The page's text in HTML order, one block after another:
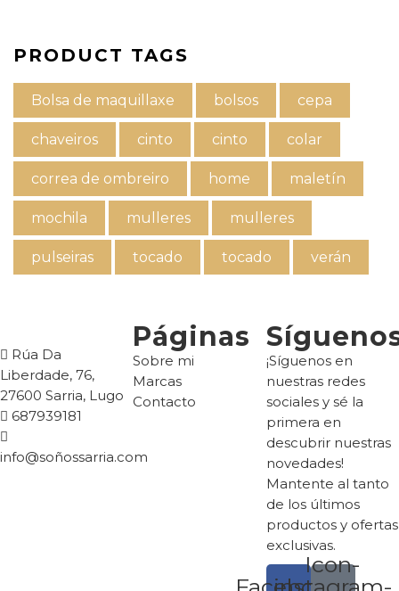
PRODUCT TAGS
Bolsa de maquillaxe bolsos cepa
chaveiros cinto cinto colar
correa de ombreiro home maletín
mochila mulleres mulleres
pulseiras tocado tocado verán
Rúa Da
Liberdade, 76,
27600 Sarria, Lugo
687939181
info@soñossarria.com
Páginas
Sobre mi
Marcas
Contacto
¡Síguenos en
nuestras redes
sociales y sé la
primera en
descubrir nuestras
novedades!
Mantente al tanto
de los últimos
productos y ofertas
exclusivas.
Icon-